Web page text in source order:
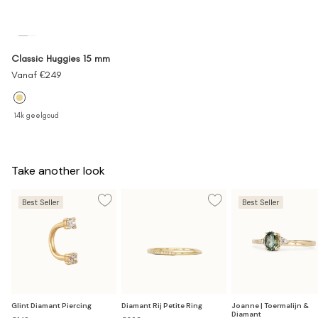
Classic Huggies 15 mm
Verkoopprijs
Vanaf €249
14k geelgoud
Take another look
Best Seller
Glint Diamant Piercing
Diamant Rij Petite Ring
Best Seller
Joanne | Toermalijn &
Diamant